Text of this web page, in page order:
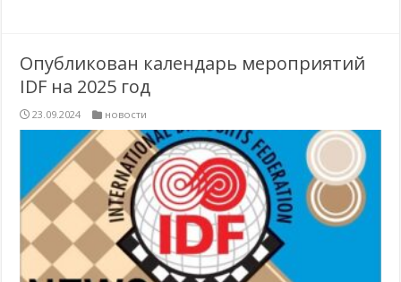
Опубликован календарь мероприятий
IDF на 2025 год
23.09.2024 новости